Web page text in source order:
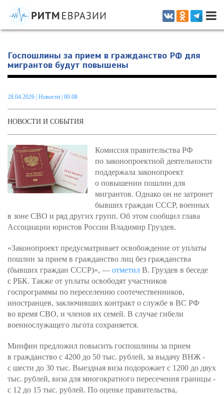
Информационно-аналитическое издание, посвященное актуальным
проблемам интеграции на постсоветском пространстве
Госпошлины за прием в гражданство РФ для
мигрантов будут повышены
28.04.2026 Новости | 00.08
НОВОСТИ И СОБЫТИЯ
Комиссия правительства РФ
по законопроектной деятельности
поддержала законопроект
о повышении пошлин для
мигрантов. Однако он не затронет
бывших граждан СССР, военных
в зоне СВО и ряд других групп. Об этом сообщил глава
Ассоциации юристов России Владимир Груздев.
«Законопроект предусматривает освобождение от уплаты
пошлин за прием в гражданство лиц без гражданства
(бывших граждан СССР)», — отметил В. Груздев в беседе
с РБК. Также от уплаты освободят участников
госпрограммы по переселению соотечественников,
иностранцев, заключивших контракт о службе в ВС РФ
во время СВО, и членов их семей. В случае гибели
военнослужащего льгота сохраняется.
Минфин предложил повысить госпошлины за прием
в гражданство с 4200 до 50 тыс. рублей, за выдачу ВНЖ -
с шести до 30 тыс. Выездная виза подорожает с 1200 до двух
тыс. рублей, виза для многократного пересечения границы -
с 12 до 15 тыс. рублей. По оценке правительства,